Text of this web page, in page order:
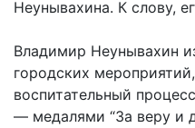
Неунывахина. К слову,
Владимир Неунывахин
городских
воспитательный
— медалями “За веру и